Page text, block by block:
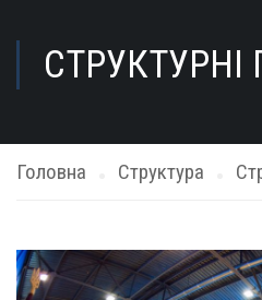
СТРУКТУРНІ
Головна Структура